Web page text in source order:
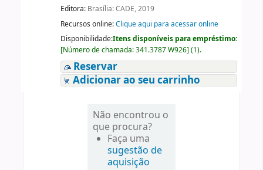
Editora: Brasília: CADE, 2019
Recursos online:Clique aqui para acessar online
Disponibilidade:Itens disponíveis para empréstimo:
[Número de chamada:341.3787 W926] (1).
Reservar
Adicionar ao seu carrinho
Não encontrou o
que procura?
Faça uma
sugestão de
aquisição